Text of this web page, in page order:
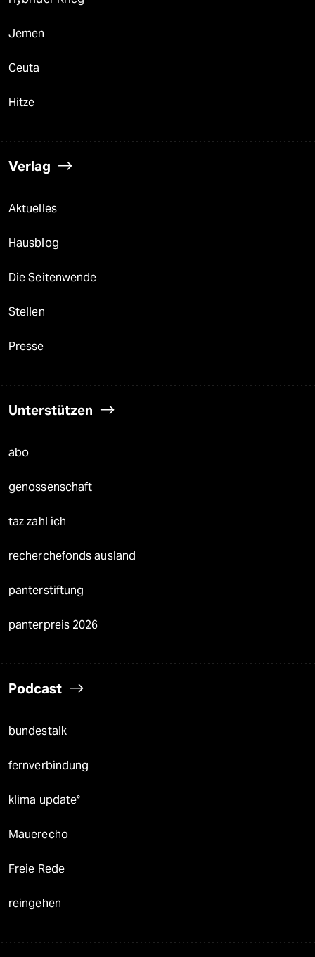
Jemen
Ceuta
Hitze
Verlag
Aktuelles
Hausblog
Die Seitenwende
Stellen
Presse
Unterstützen
abo
genossenschaft
taz zahl ich
recherchefonds ausland
panterstiftung
panterpreis 2026
Podcast
bundestalk
fernverbindung
klima update°
Mauerecho
Freie Rede
reingehen